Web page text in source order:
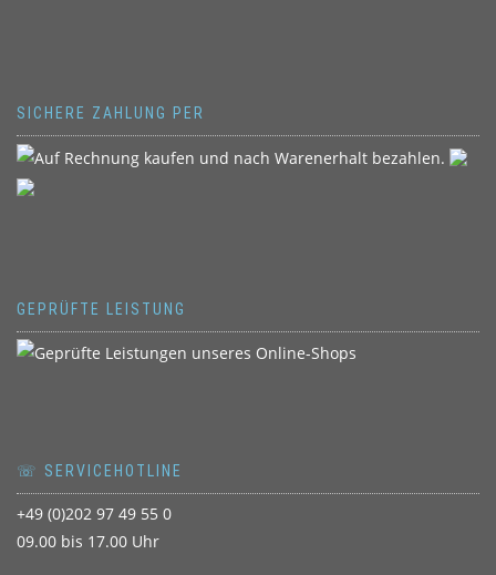
SICHERE ZAHLUNG PER
GEPRÜFTE LEISTUNG
☏ SERVICEHOTLINE
+49 (0)202 97 49 55 0
09.00 bis 17.00 Uhr